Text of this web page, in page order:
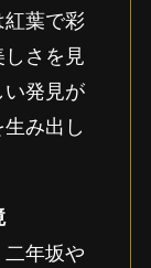
葉で彩
さを見
発見が
み出し
年坂や